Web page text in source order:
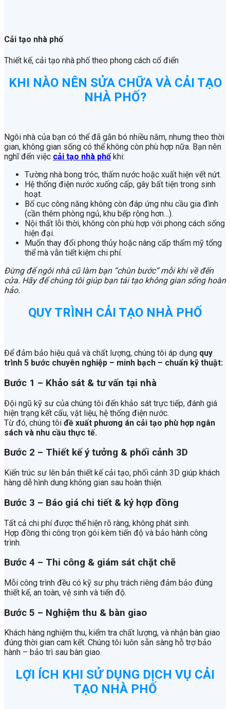
Cải tạo nhà phố
Thiết kế, cải tạo nhà phố theo phong cách cổ điển
KHI NÀO NÊN SỬA CHỮA VÀ CẢI TẠO
NHÀ PHỐ?
Ngôi nhà của bạn có thể đã gắn bó nhiều năm, nhưng theo thời
gian, không gian sống có thể không còn phù hợp nữa. Bạn nên
nghĩ đến việc cải tạo nhà phố khi:
Tường nhà bong tróc, thấm nước hoặc xuất hiện vết nứt.
Hệ thống điện nước xuống cấp, gây bất tiện trong sinh
hoạt.
Bố cục công năng không còn đáp ứng nhu cầu gia đình
(cần thêm phòng ngủ, khu bếp rộng hơn…).
Nội thất lỗi thời, không còn phù hợp với phong cách sống
hiện đại.
Muốn thay đổi phong thủy hoặc nâng cấp thẩm mỹ tổng
thể mà vẫn tiết kiệm chi phí.
Đừng để ngôi nhà cũ làm bạn “chùn bước” mỗi khi về đến
cửa. Hãy để chúng tôi giúp bạn tái tạo không gian sống hoàn
hảo.
QUY TRÌNH CẢI TẠO NHÀ PHỐ
Để đảm bảo hiệu quả và chất lượng, chúng tôi áp dụng quy
trình 5 bước chuyên nghiệp – minh bạch – chuẩn kỹ thuật:
Bước 1 – Khảo sát & tư vấn tại nhà
Đội ngũ kỹ sư của chúng tôi đến khảo sát trực tiếp, đánh giá
hiện trạng kết cấu, vật liệu, hệ thống điện nước.
Từ đó, chúng tôi đề xuất phương án cải tạo phù hợp ngân
sách và nhu cầu thực tế.
Bước 2 – Thiết kế ý tưởng & phối cảnh 3D
Kiến trúc sư lên bản thiết kế cải tạo, phối cảnh 3D giúp khách
hàng dễ hình dung không gian sau hoàn thiện.
Bước 3 – Báo giá chi tiết & ký hợp đồng
Tất cả chi phí được thể hiện rõ ràng, không phát sinh.
Hợp đồng thi công trọn gói kèm tiến độ và bảo hành công
trình.
Bước 4 – Thi công & giám sát chặt chẽ
Mỗi công trình đều có kỹ sư phụ trách riêng đảm bảo đúng
thiết kế, an toàn, vệ sinh và tiến độ.
Bước 5 – Nghiệm thu & bàn giao
Khách hàng nghiệm thu, kiểm tra chất lượng, và nhận bàn giao
đúng thời gian cam kết. Chúng tôi luôn sẵn sàng hỗ trợ bảo
hành – bảo trì sau bàn giao.
LỢI ÍCH KHI SỬ DỤNG DỊCH VỤ CẢI
TẠO NHÀ PHỐ